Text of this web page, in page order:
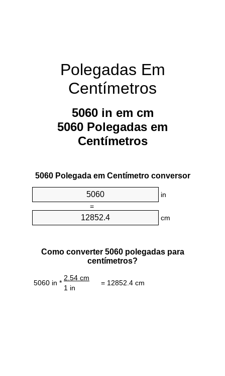
Polegadas Em
Centímetros
5060 in em cm
5060 Polegadas em
Centímetros
5060 Polegada em Centímetro conversor
in
=
cm
Como converter 5060 polegadas para
centímetros?
5060 in *
2.54 cm
= 12852.4 cm
1 in